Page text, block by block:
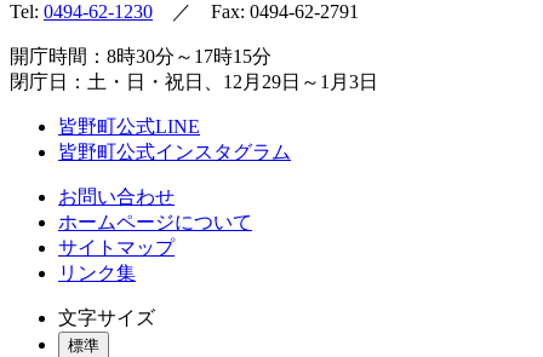
Tel: 0494-62-1230 ／ Fax: 0494-62-2791
開庁時間：8時30分～17時15分
閉庁日：土・日・祝日、12月29日～1月3日
皆野町公式LINE
皆野町公式インスタグラム
お問い合わせ
ホームページについて
サイトマップ
リンク集
文字サイズ
標準